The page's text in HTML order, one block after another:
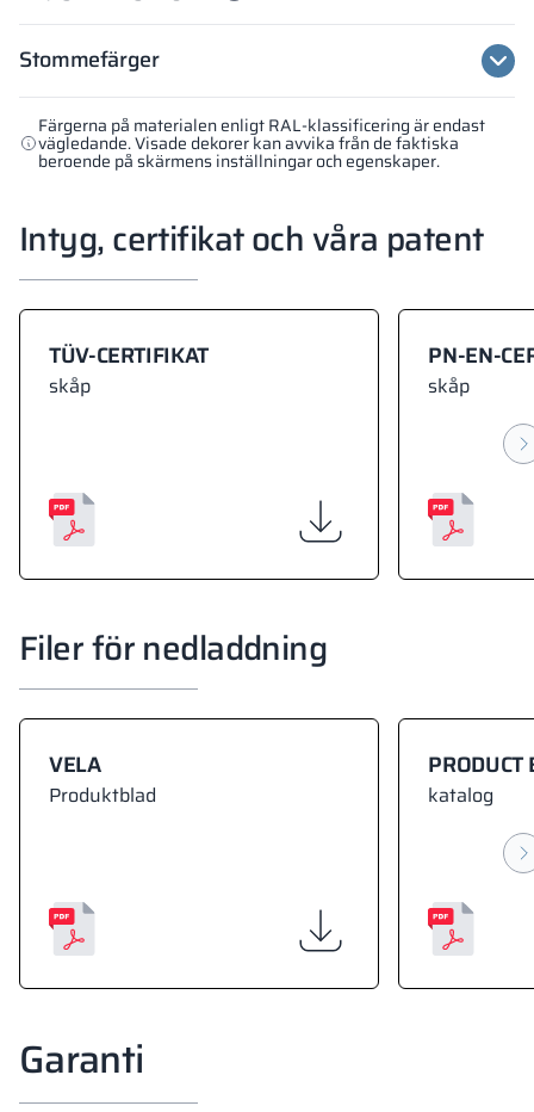
Färgerna på materialen enligt RAL-klassificering är endast
vägledande. Visade dekorer kan avvika från de faktiska
beroende på skärmens inställningar och egenskaper.
Stommefärger
Intyg, certifikat och våra patent
TÜV-CERTIFIKAT
skåp
PN-EN-
skåp
Filer för nedladdning
VELA
Produktblad
PRODUCT
katalog
Garanti